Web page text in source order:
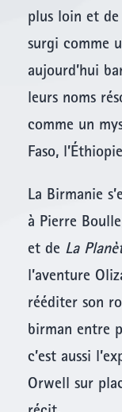
plus loin et
surgi comme
aujourd’hui
leurs noms
comme un
Faso,
La Birmanie
à Pierre
et de La
l’aventure
rééditer son
birman entre
c’est aussi
Orwell sur